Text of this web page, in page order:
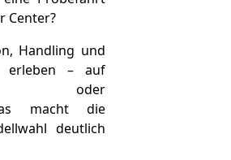
Center?
Handling und
erleben – auf
oder
macht die
deutlich